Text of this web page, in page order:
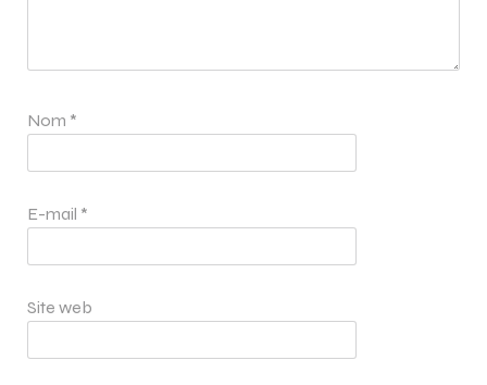
Nom *
E-mail *
Site web